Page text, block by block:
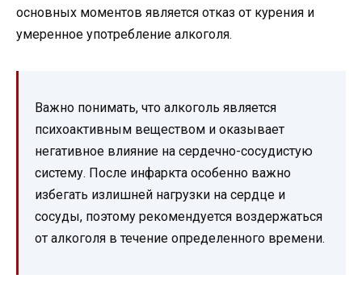
основных моментов является отказ от курения и
умеренное употребление алкоголя.
Важно понимать, что алкоголь является
психоактивным веществом и оказывает
негативное влияние на сердечно-сосудистую
систему. После инфаркта особенно важно
избегать излишней нагрузки на сердце и
сосуды, поэтому рекомендуется воздержаться
от алкоголя в течение определенного времени.